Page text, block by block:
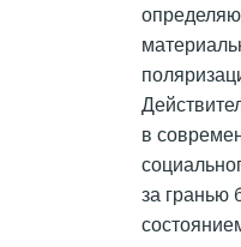
в
за гранью